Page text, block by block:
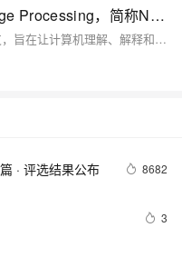
自然语言处理（Natural Language Processing，简称NLP）
自然语言处理（NLP）是人工智能的分支，旨在让计算机理解、解释和生成人类语言。NLP的关键技术和应用包括语言模型、词嵌入、文本分类、命名实体识别、机器翻译、文本摘要、问答系统、情感分析、对话系统、文本生成和知识图谱等。随着深度学习的发展，NLP的应用日益广泛且效果不断提升。
· 评选结果公布 8682
3